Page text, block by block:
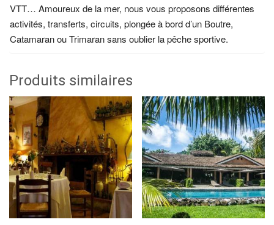
VTT… Amoureux de la mer, nous vous proposons différentes
activités, transferts, circuits, plongée à bord d’un Boutre,
Catamaran ou Trimaran sans oublier la pêche sportive.
Produits similaires